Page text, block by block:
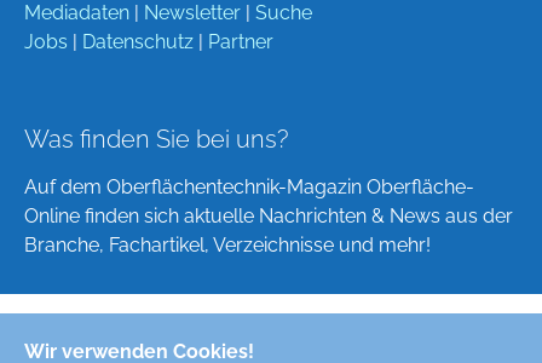
Wir verwenden Cookies!
Mediadaten
Newsletter
Suche
Jobs
Datenschutz Partner
Was finden Sie bei uns?
Auf dem Oberflächentechnik-Magazin Oberfläche-
Online finden sich aktuelle Nachrichten & News aus der
Branche, Fachartikel, Verzeichnisse und mehr!